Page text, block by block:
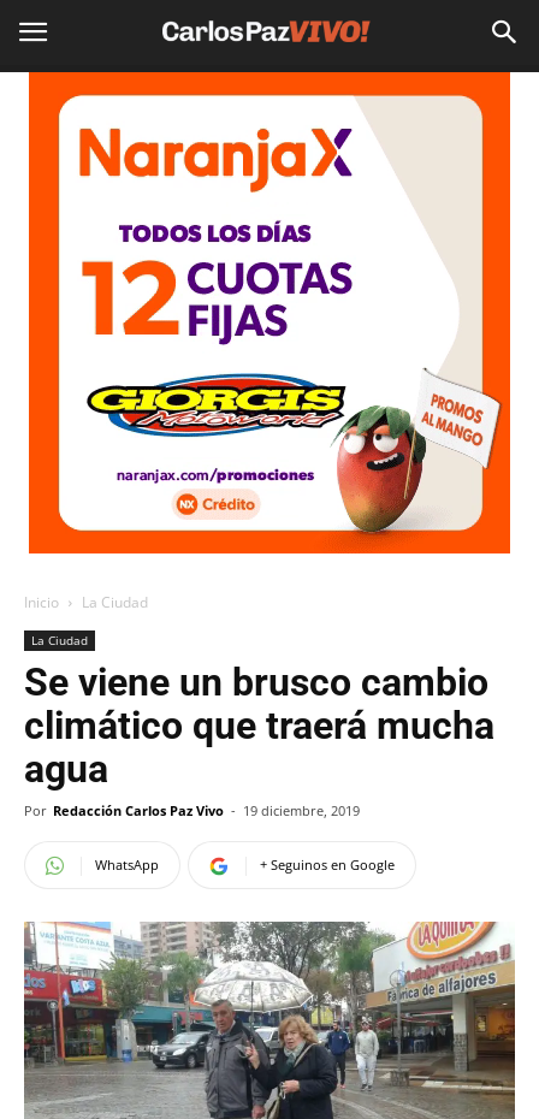
Inicio La Ciudad
La Ciudad
Se viene un brusco cambio
climático que traerá mucha
agua
Por Redacción Carlos Paz Vivo - 19 diciembre, 2019
WhatsApp + Seguinos en Google